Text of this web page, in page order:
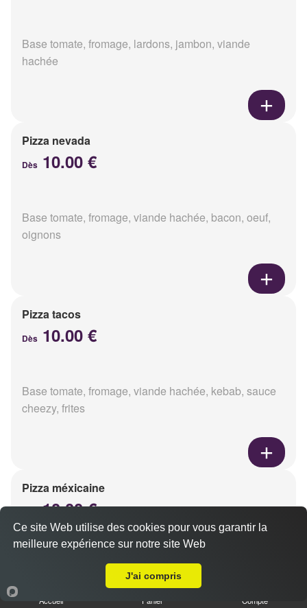
Base tomate, fromage, lardons, jambon, viande
hachée
Pizza nevada
Dès 10.00 €
Base tomate, fromage, viande hachée, bacon, oeuf,
oignons
Pizza tacos
Dès 10.00 €
Base tomate, fromage, viande hachée, kebab, sauce
cheezy, frites
Pizza méxicaine
10.00 €
Base sauce barbecue, fromage, viande hachée,
Accueil Panier Compte
Ce site Web utilise des cookies pour vous garantir la
meilleure expérience sur notre site Web
J'ai compris